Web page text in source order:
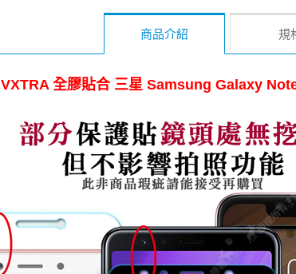
商品介紹 規
VXTRA 全膠貼合 三星 Samsung Galaxy